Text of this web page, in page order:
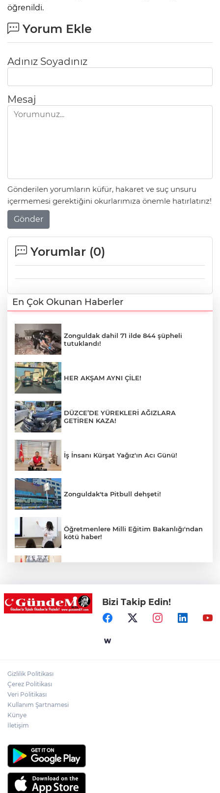
öğrenildi.
Yorum Ekle
Adınız Soyadınız
Mesaj
Gönderilen yorumların küfür, hakaret ve suç unsuru
içermemesi gerektiğini okurlarımıza önemle hatırlatırız!
Gönder
Yorumlar (0)
En Çok Okunan Haberler
Zonguldak dahil 71 ilde 844 şüpheli
tutuklandı!
HER AKŞAM AYNI ÇİLE!
DÜZCE’DE YÜREKLERİ AĞIZLARA
GETİREN KAZA!
İş İnsanı Kürşat Yağız'ın Acı Günü!
Zonguldak'ta Pitbull dehşeti!
Öğretmenlere Milli Eğitim Bakanlığı'ndan
kötü haber!
Hastane Afet Planları Uygulayıcı eğitimi
düzenlendi
Ülkü Ocakları Devrek'ten örnek sosyal
Bizi Takip Edin!
Gizlilik Politikası
Çerez Politikası
Veri Politikası
Kullanım Şartnamesi
Künye
İletişim